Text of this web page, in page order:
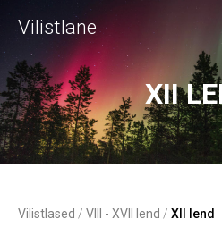
Vilistlane
XII
Vilistlased / VIII - XVII lend / XII lend